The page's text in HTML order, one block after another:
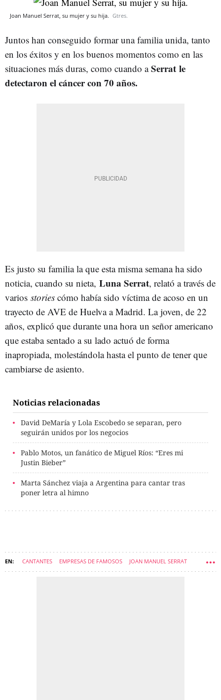
Joan Manuel Serrat, su mujer y su hija. Gtres.
Juntos han conseguido formar una familia unida, tanto
en los éxitos y en los buenos momentos como en las
situaciones más duras, como cuando aSerrat le
detectaron el cáncer con 70 años.
Es justo su familia la que esta misma semana ha sido
noticia, cuando su nieta, Luna Serrat, relató a través de
varios stories cómo había sido víctima de acoso en un
trayecto de AVE de Huelva a Madrid. La joven, de 22
años, explicó que durante una hora un señor americano
que estaba sentado a su lado actuó de forma
inapropiada, molestándola hasta el punto de tener que
cambiarse de asiento.
Noticias relacionadas
David DeMaría y Lola Escobedo se separan, pero
seguirán unidos por los negocios
Pablo Motos, un fanático de Miguel Ríos: “Eres mi
Justin Bieber”
Marta Sánchez viaja a Argentina para cantar tras
poner letra al himno
CANTANTES EMPRESAS DE FAMOSOS JOAN MANUEL SERRAT